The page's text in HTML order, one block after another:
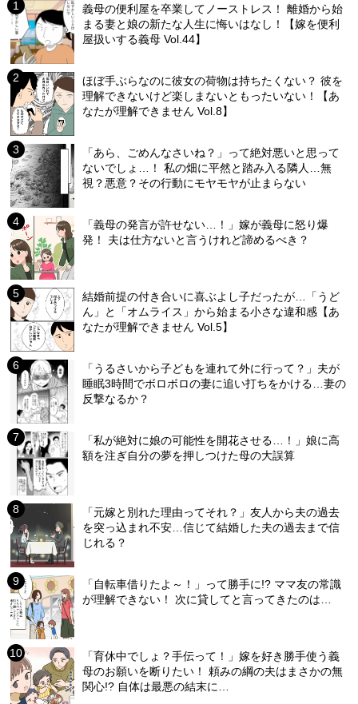
義母の便利屋を卒業してノーストレス！ 離婚から始
まる妻と娘の新たな人生に悔いはなし！【嫁を便利
屋扱いする義母 Vol.44】
ほぼ手ぶらなのに彼女の荷物は持ちたくない？ 彼を
理解できないけど楽しまないともったいない！【あ
なたが理解できません Vol.8】
「あら、ごめんなさいね？」って絶対悪いと思って
ないでしょ…！ 私の畑に平然と踏み入る隣人…無
視？悪意？その行動にモヤモヤが止まらない
「義母の発言が許せない…！」嫁が義母に怒り爆
発！ 夫は仕方ないと言うけれど諦めるべき？
結婚前提の付き合いに喜ぶよし子だったが…「うど
ん」と「オムライス」から始まる小さな違和感【あ
なたが理解できません Vol.5】
「うるさいから子どもを連れて外に行って？」夫が
睡眠3時間でボロボロの妻に追い打ちをかける…妻の
反撃なるか？
「私が絶対に娘の可能性を開花させる…！」娘に高
額を注ぎ自分の夢を押しつけた母の大誤算
「元嫁と別れた理由ってそれ？」友人から夫の過去
を突っ込まれ不安…信じて結婚した夫の過去まで信
じれる？
「自転車借りたよ～！」って勝手に!? ママ友の常識
が理解できない！ 次に貸してと言ってきたのは…
「育休中でしょ？手伝って！」嫁を好き勝手使う義
母のお願いを断りたい！ 頼みの綱の夫はまさかの無
関心!? 自体は最悪の結末に…